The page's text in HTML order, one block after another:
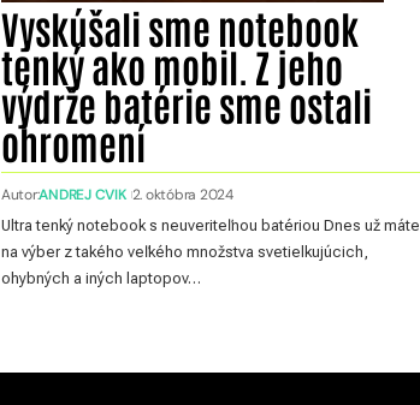
Vyskúšali sme notebook
tenký ako mobil. Z jeho
výdrže batérie sme ostali
ohromení
Autor:ANDREJ CVIK 2. októbra 2024
Ultra tenký notebook s neuveriteľnou batériou Dnes už máte
na výber z takého veľkého množstva svetielkujúcich,
ohybných a iných laptopov…